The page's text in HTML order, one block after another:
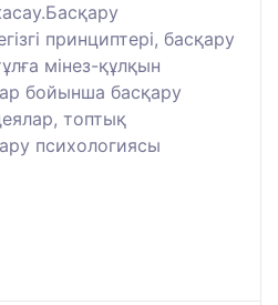
принциптері, басқару
мінез-құлқын
бойынша басқару
топтық
психологиясы